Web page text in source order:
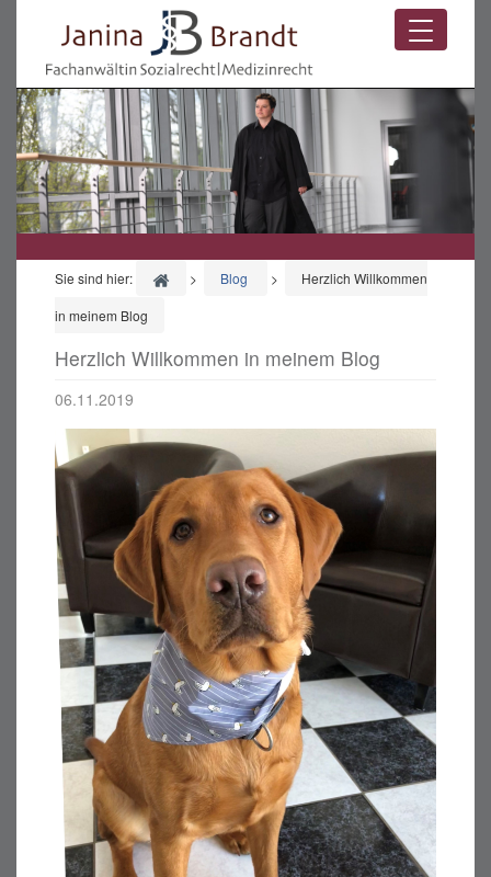
Zum Hauptinhalt springen
Sie sind hier:
Sie sind hier: > Blog >
Herzlich Willkommen
in meinem Blog
Herzlich Willkommen in meinem Blog
06.11.2019